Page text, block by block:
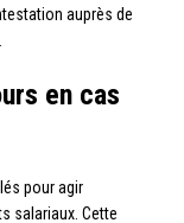
auprès de
en cas
pour agir
salariaux. Cette